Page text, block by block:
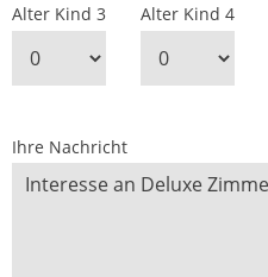
Alter Kind 3 Alter Kind 4
Ihre Nachricht